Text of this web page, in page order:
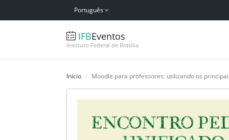
Português
IFBEventos
Instituto Federal de Brasília
Início Moodle para professores: utilizando os